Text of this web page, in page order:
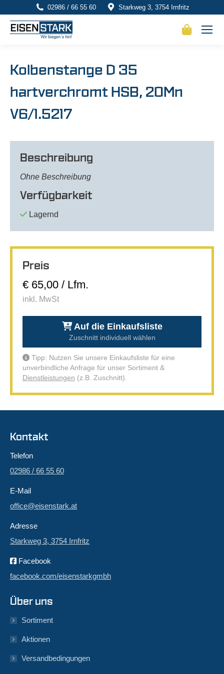
02986 / 66 55 60 Starkweg 3, 3754 Irnfritz
Kolbenstange D 35
hartverchromt HSB, 20Mn
V6/1.5217
Beschreibung
Ohne Beschreibung
Verfügbarkeit
Lagernd
Preis
€ 65,00 / Lfm.
inkl. MwSt
Auf die Einkaufsliste
Zuschnitt individuell wählen
Tipp: Nutzen Sie unsere Einkaufsliste für eine
unverbindliche Anfrage für unser Sortiment &
Dienstleistungen (z.B. Zuschnitt).
Kontakt
Telefon
02986 / 66 55 60
E-Mail
office@eisenstark.at
Adresse
Starkweg 3, 3754 Irnfritz
Facebook
facebook.com/eisenstarkgmbh
Über uns
Sortiment
Aktionen
Versandbedingungen